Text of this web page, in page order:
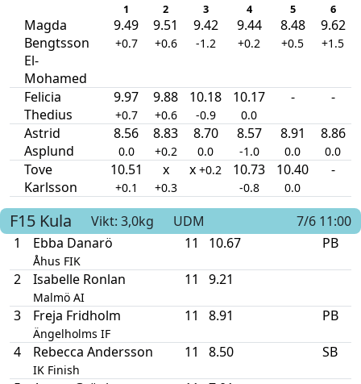
1 2 3 4 5 6
Magda
Bengtsson
El-
Mohamed
9.49
+0.7
9.51
+0.6
9.42
-1.2
9.44
+0.2
8.48
+0.5
9.62
+1.5
Felicia
Thedius
9.97
+0.7
9.88
+0.6
10.18
-0.9
10.17
0.0
- -
Astrid
Asplund
8.56
0.0
8.83
+0.2
8.70
0.0
8.57
-1.0
8.91
0.0
8.86
0.0
Tove
Karlsson
10.51
+0.1
x
+0.3
x +0.2 10.73
-0.8
10.40
0.0
-
F15 Kula Vikt: 3,0kg UDM
7/6 11:00
1
Ebba Danarö
Åhus FIK
11 10.67 PB
2 Isabelle Ronlan
Malmö AI
11 9.21
3 Freja Fridholm
Ängelholms IF
11 8.91 PB
4 Rebecca Andersson
IK Finish
11 8.50 SB